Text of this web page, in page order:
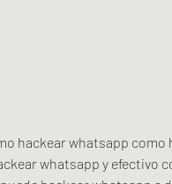
hackear whatsapp
whatsapp y efectivo